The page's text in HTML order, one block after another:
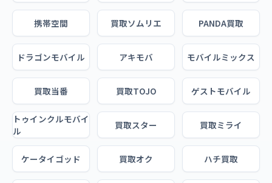
携帯空間 買取ソムリエ PANDA買取
ドラゴンモバイル アキモバ モバイルミックス
買取当番 買取TOJO ゲストモバイル
トゥインクルモバイ
ル
買取スター 買取ミライ
ケータイゴッド 買取オク ハチ買取